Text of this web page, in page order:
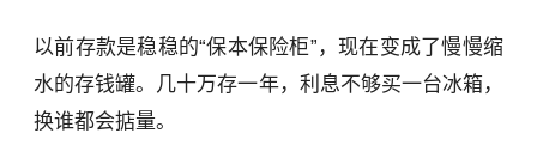
以前存款是稳稳的“保本保险柜”，现在变成了慢慢缩
水的存钱罐。几十万存一年，利息不够买一台冰箱，
换谁都会掂量。